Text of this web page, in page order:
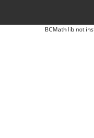
BCMath lib not